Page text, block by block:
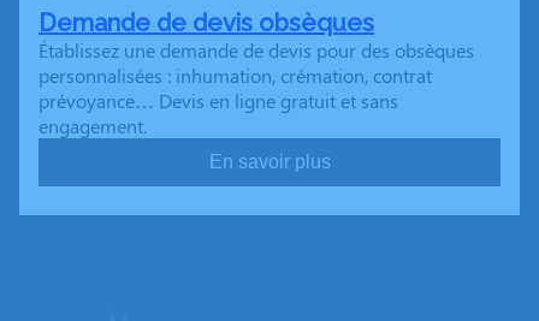
Demande de devis obsèques
Établissez une demande de devis pour des obsèques
personnalisées : inhumation, crémation, contrat
prévoyance… Devis en ligne gratuit et sans
engagement.
En savoir plus